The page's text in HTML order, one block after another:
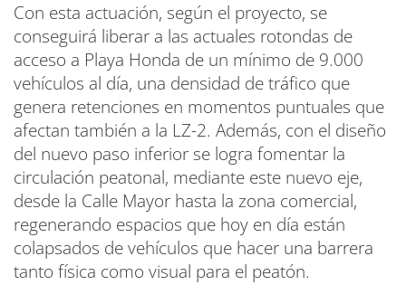
Con esta actuación, según el proyecto, se
conseguirá liberar a las actuales rotondas de
acceso a Playa Honda de un mínimo de 9.000
vehículos al día, una densidad de tráfico que
genera retenciones en momentos puntuales que
afectan también a la LZ-2. Además, con el diseño
del nuevo paso inferior se logra fomentar la
circulación peatonal, mediante este nuevo eje,
desde la Calle Mayor hasta la zona comercial,
regenerando espacios que hoy en día están
colapsados de vehículos que hacer una barrera
tanto física como visual para el peatón.